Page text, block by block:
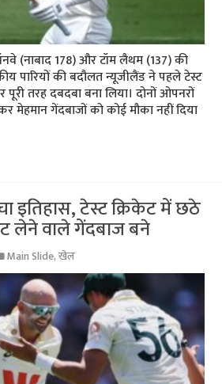
(नाबाद 178) और टॉम लैथम (137) की
पारियों की बदौलत न्यूजीलैंड ने पहले टेस्ट
तरह दबदबा बना लिया। दोनों ओपनरों
मेहमान गेंदबाजों को कोई मौका नहीं दिया
इतिहास, टेस्ट क्रिकेट में छठे
लेने वाले गेंदबाज बने
Main Slide,खेल